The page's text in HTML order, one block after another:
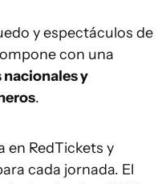
y espectáculos de
con una
y
.
en RedTickets y
cada jornada. El